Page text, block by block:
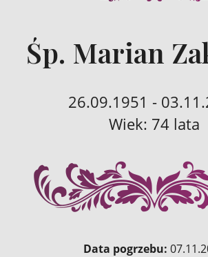
Śp. Marian
26.09.1951 -
Wiek: 74 lata
Data pogrzebu: